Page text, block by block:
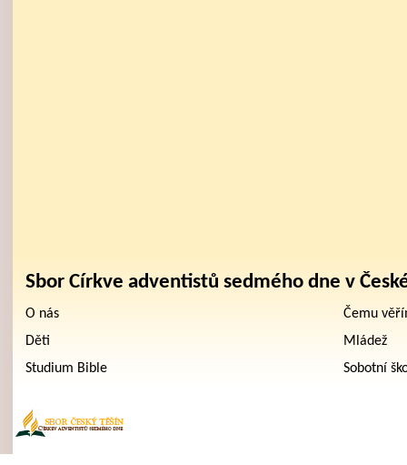
Sbor Církve adventistů sedmého dne v
O nás
Čemu
Děti
Mládež
Studium Bible
Sobotní